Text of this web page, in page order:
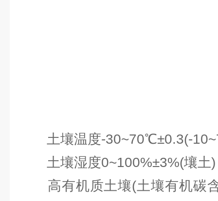
土壤温度-30~70℃±0.3(-
土壤湿度0~100%±3%(壤土)
高有机质土壤(土壤有机碳含